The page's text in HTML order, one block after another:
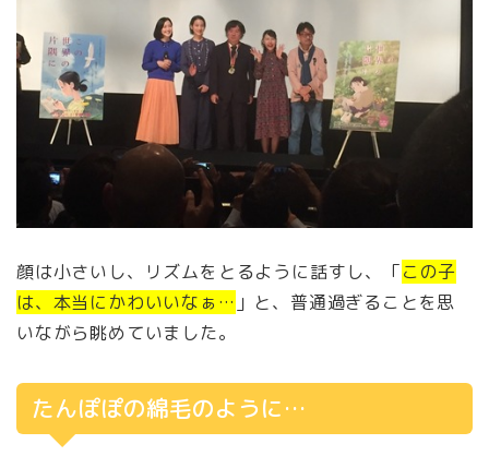
顔は小さいし、リズムをとるように話すし、「この子
は、本当にかわいいなぁ… 」と、普通過ぎることを思
いながら眺めていました。
たんぽぽの綿毛のように…